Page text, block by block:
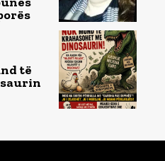
të